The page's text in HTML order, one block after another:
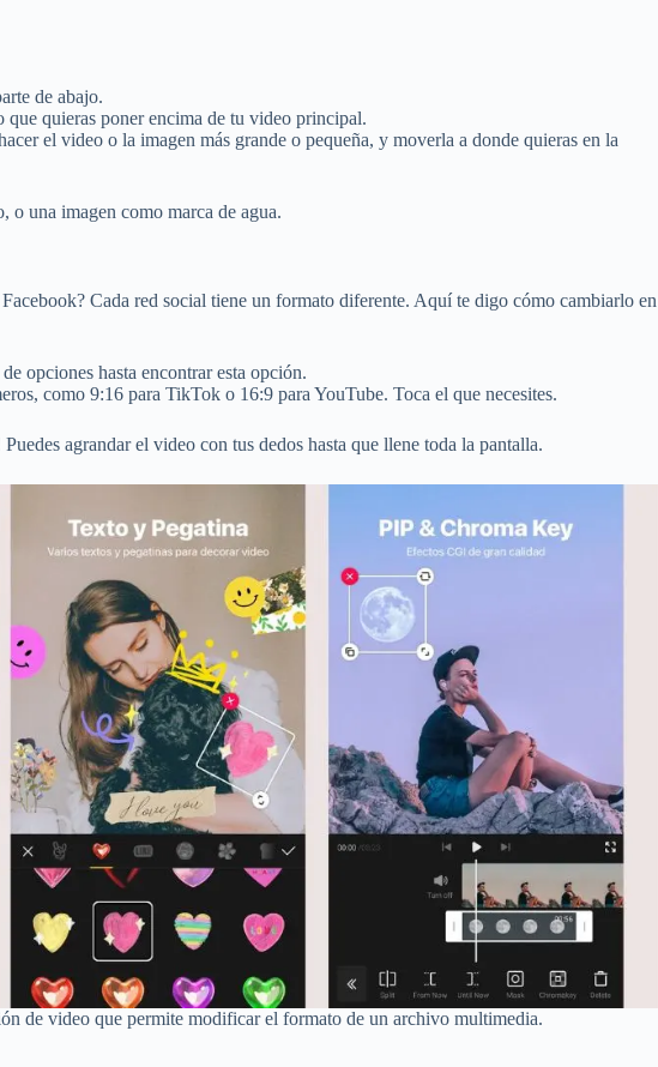
de abajo.
que quieras poner encima de tu video principal.
el video o la imagen más grande o pequeña, y moverla a donde quieras en la
o una imagen como marca de agua.
Cada red social tiene un formato diferente. Aquí te digo cómo cambiarlo en
opciones hasta encontrar esta opción.
como 9:16 para TikTok o 16:9 para YouTube. Toca el que necesites.
agrandar el video con tus dedos hasta que llene toda la pantalla.
de video que permite modificar el formato de un archivo multimedia.